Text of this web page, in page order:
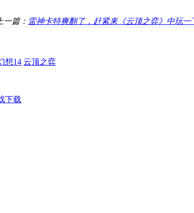
一篇： 雷神卡特爽翻了，赶紧来《云顶之弈》中玩一
想14 云顶之弈
下载